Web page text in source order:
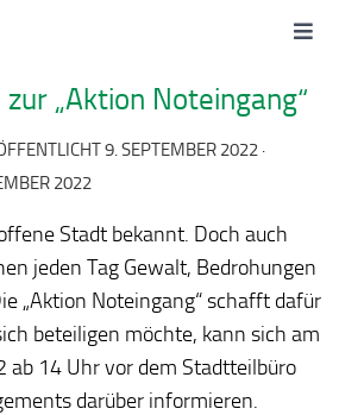
„Aktion Noteingang“
9. SEPTEMBER 2022 ·
2022
Stadt bekannt. Doch auch
jeden Tag Gewalt, Bedrohungen
„Aktion Noteingang“ schafft dafür
beteiligen möchte, kann sich am
ab 14 Uhr vor dem Stadtteilbüro
darüber informieren.